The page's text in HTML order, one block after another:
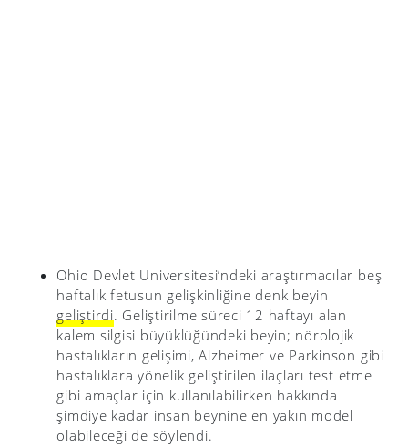
Ohio Devlet Üniversitesi’ndeki araştırmacılar beş
haftalık fetusun gelişkinliğine denk beyin
geliştirdi. Geliştirilme süreci 12 haftayı alan
kalem silgisi büyüklüğündeki beyin; nörolojik
hastalıkların gelişimi, Alzheimer ve Parkinson gibi
hastalıklara yönelik geliştirilen ilaçları test etme
gibi amaçlar için kullanılabilirken hakkında
şimdiye kadar insan beynine en yakın model
olabileceği de söylendi.